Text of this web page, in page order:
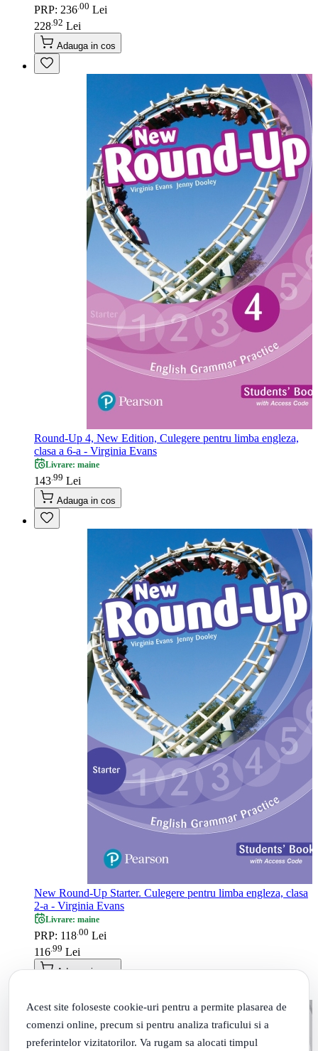
Acest site foloseste cookie-uri pentru a permite plasarea de
comenzi online, precum si pentru analiza traficului si a
preferintelor vizitatorilor. Va rugam sa alocati timpul
PRP: 236 00 Lei
228 92 Lei
Adauga in cos
Round-Up 4, New Edition, Culegere pentru limba engleza,
clasa a 6-a - Virginia Evans
Livrare: maine
143 99 Lei
Adauga in cos
New Round-Up Starter. Culegere pentru limba engleza, clasa
2-a - Virginia Evans
Livrare: maine
PRP: 118 00 Lei
116 99 Lei
Adauga in cos